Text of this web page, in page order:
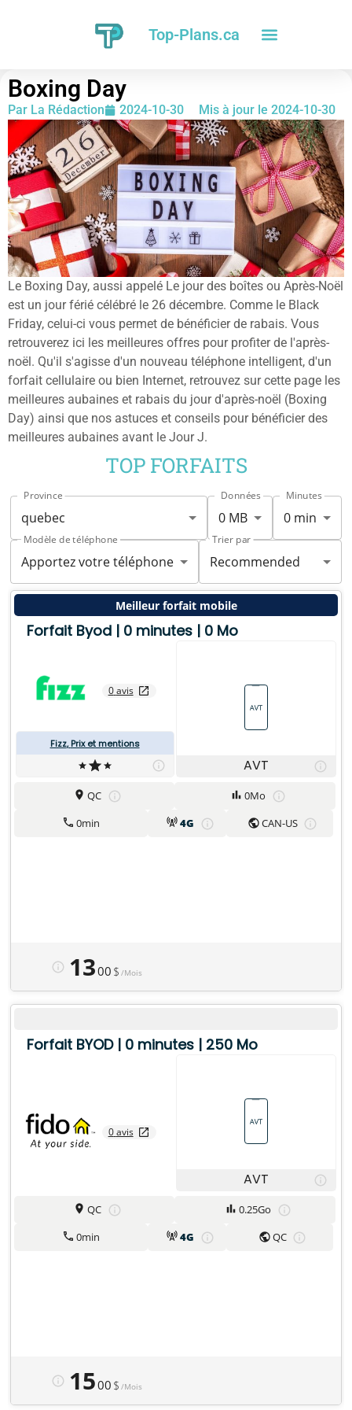
Top-Plans.ca
Boxing Day
Par La Rédaction 2024-10-30 Mis à jour le 2024-10-30
Le Boxing Day, aussi appelé Le jour des boîtes ou Après-Noël
est un jour férié célébré le 26 décembre. Comme le Black
Friday, celui-ci vous permet de bénéficier de rabais. Vous
retrouverez ici les meilleures offres pour profiter de l'après-
noël. Qu'il s'agisse d'un nouveau téléphone intelligent, d'un
forfait cellulaire ou bien Internet, retrouvez sur cette page les
meilleures aubaines et rabais du jour d'après-noël (Boxing
Day) ainsi que nos astuces et conseils pour bénéficier des
meilleures aubaines avant le Jour J.
TOP FORFAITS